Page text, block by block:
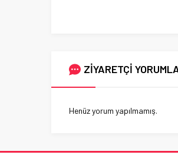
ZİYARETÇİ
Henüz yorum yapılmamış.